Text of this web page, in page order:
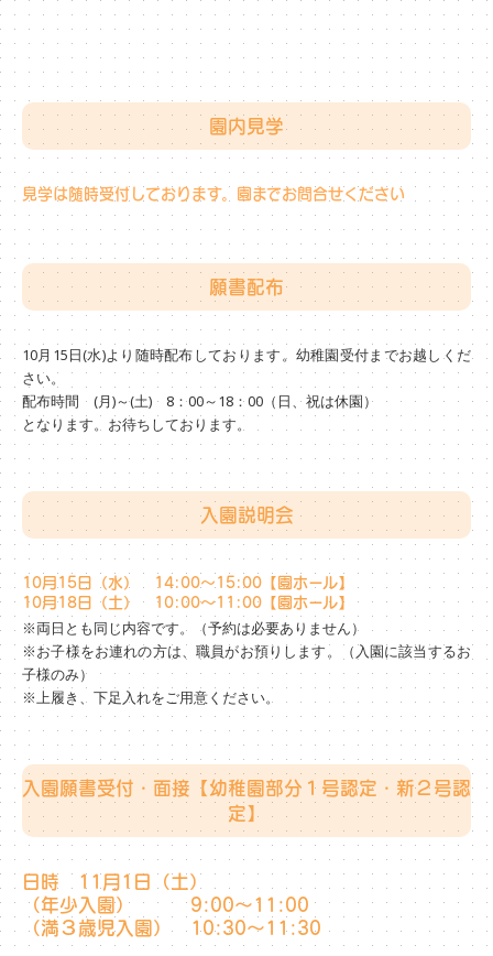
園内見学
見学は随時受付しております。園までお問合せください
願書配布
10月15日(水)より随時配布しております。幼稚園受付までお越しくだ
さい。
配布時間 (月)～(土) 8：00～18：00（日、祝は休園）
となります。お待ちしております。
入園説明会
10月15日（水） 14:00～15:00【園ホール】
10月18日（土） 10:00～11:00【園ホール】
※両日とも同じ内容です。（予約は必要ありません）
※お子様をお連れの方は、職員がお預りします。（入園に該当するお
子様のみ）
※上履き、下足入れをご用意ください。
入園願書受付・面接【幼稚園部分１号認定・新２号認
定】
日時 11月1日（土）
（年少入園） 9:00～11:00
（満３歳児入園） 10:30～11:30